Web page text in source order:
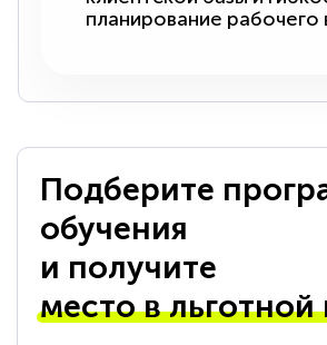
планирование рабочего
Подберите
обучения
и получите
место в льготной